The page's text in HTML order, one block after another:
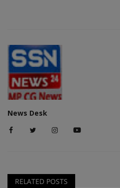
News Desk
RELATED POSTS